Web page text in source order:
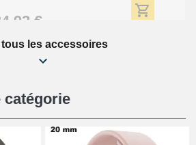
€
Réparation Montre Débutant
16,90 €
à Coulisse Numérique
tous les accessoires
catégorie